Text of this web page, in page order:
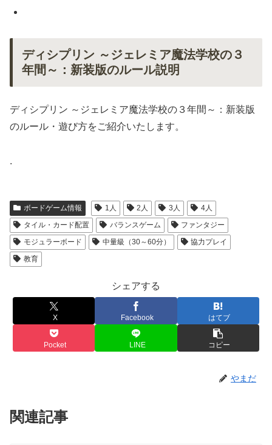
ディシプリン ～ジェレミア魔法学校の３
年間～：新装版のルール説明
ディシプリン ～ジェレミア魔法学校の３年間～：新装版
のルール・遊び方をご紹介いたします。
.
ボードゲーム情報 1人 2人 3人
4人
タイル・カード配置
バランスゲーム
ファンタジー
モジュラーボード
中量級（30～60分）
協力プレイ
教育
シェアする
X Facebook はてブ
Pocket LINE コピー
やまだ
関連記事